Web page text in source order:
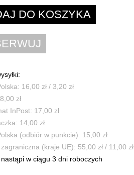
16,00 zł / 3,20 zł
zł
InPost: 17,00 zł
14,00 zł
(odbiór w punkcie): 15,00 zł
zagraniczna (kraje UE): 55,00 zł / 11,00 zł
nastąpi w ciągu 3 dni roboczych